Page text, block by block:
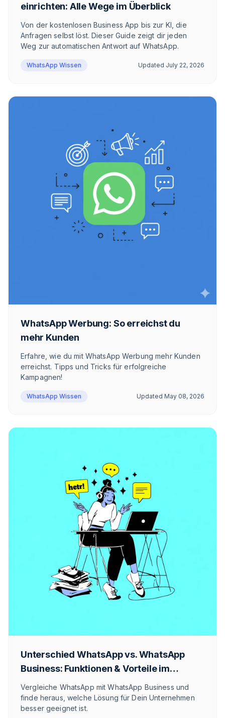
einrichten: Alle Wege im Überblick
Von der kostenlosen Business App bis zur KI, die
Anfragen selbst löst. Dieser Guide zeigt dir jeden
Weg zur automatischen Antwort auf WhatsApp.
WhatsApp Wissen Updated July 22, 2026
WhatsApp Werbung: So erreichst du
mehr Kunden
Erfahre, wie du mit WhatsApp Werbung mehr Kunden
erreichst. Tipps und Tricks für erfolgreiche
Kampagnen!
WhatsApp Wissen Updated May 08, 2026
Unterschied WhatsApp vs. WhatsApp
Business: Funktionen & Vorteile im
Überblick
Vergleiche WhatsApp mit WhatsApp Business und
finde heraus, welche Lösung für Dein Unternehmen
besser geeignet ist.